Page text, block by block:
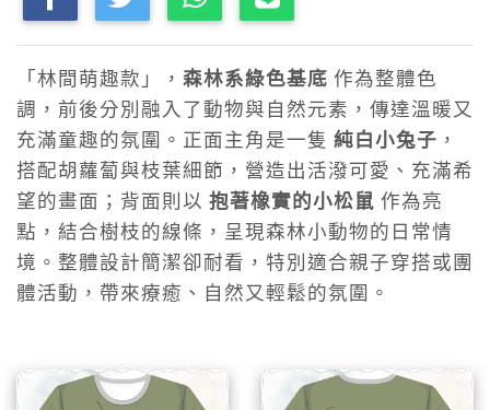
「林間萌趣款」， 森林系綠色基底 作為整體色
調，前後分別融入了動物與自然元素，傳達溫暖又
充滿童趣的氛圍。正面主角是一隻 純白小兔子 ，
搭配胡蘿蔔與枝葉細節，營造出活潑可愛、充滿希
望的畫面；背面則以 抱著橡實的小松鼠 作為亮
點，結合樹枝的線條，呈現森林小動物的日常情
境。整體設計簡潔卻耐看，特別適合親子穿搭或團
體活動，帶來療癒、自然又輕鬆的氛圍。